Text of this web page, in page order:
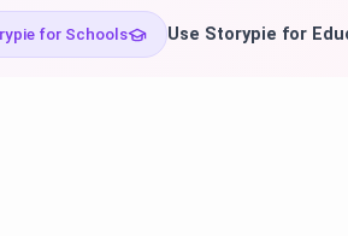
Use Storypie for
for Schools